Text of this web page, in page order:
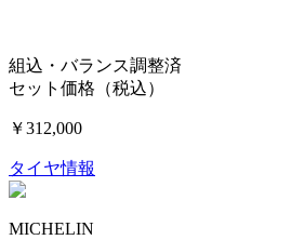
組込・バランス調整済
セット価格（税込）
￥312,000
タイヤ情報
MICHELIN